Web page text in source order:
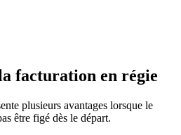
facturation en régie
plusieurs avantages lorsque le
être figé dès le départ.